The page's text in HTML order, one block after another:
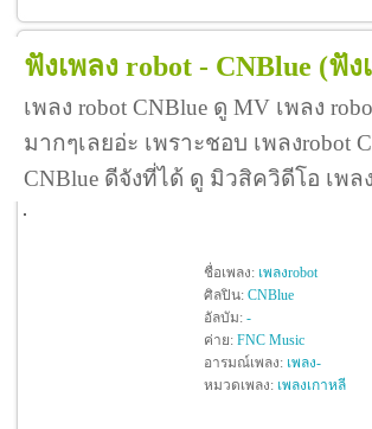
ฟังเพลง robot - CNBlue (ฟัง
เพลง robot CNBlue ดู MV เพลง
มากๆเลยอ่ะ เพราะชอบ เพลงrobot
CNBlue ดีจังที่ได้ ดู มิวสิควิดีโอ เพล
ชื่อเพลง: เพลงrobot
ศิลปิน: CNBlue
อัลบัม: -
ค่าย: FNC Music
อารมณ์เพลง: เพลง-
หมวดเพลง: เพลงเกาหลี